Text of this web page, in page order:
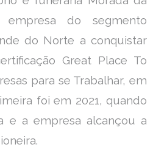
do segmento
do Norte a conquistar
Great Place To
para se Trabalhar, em
foi em 2021, quando
e a empresa alcançou a